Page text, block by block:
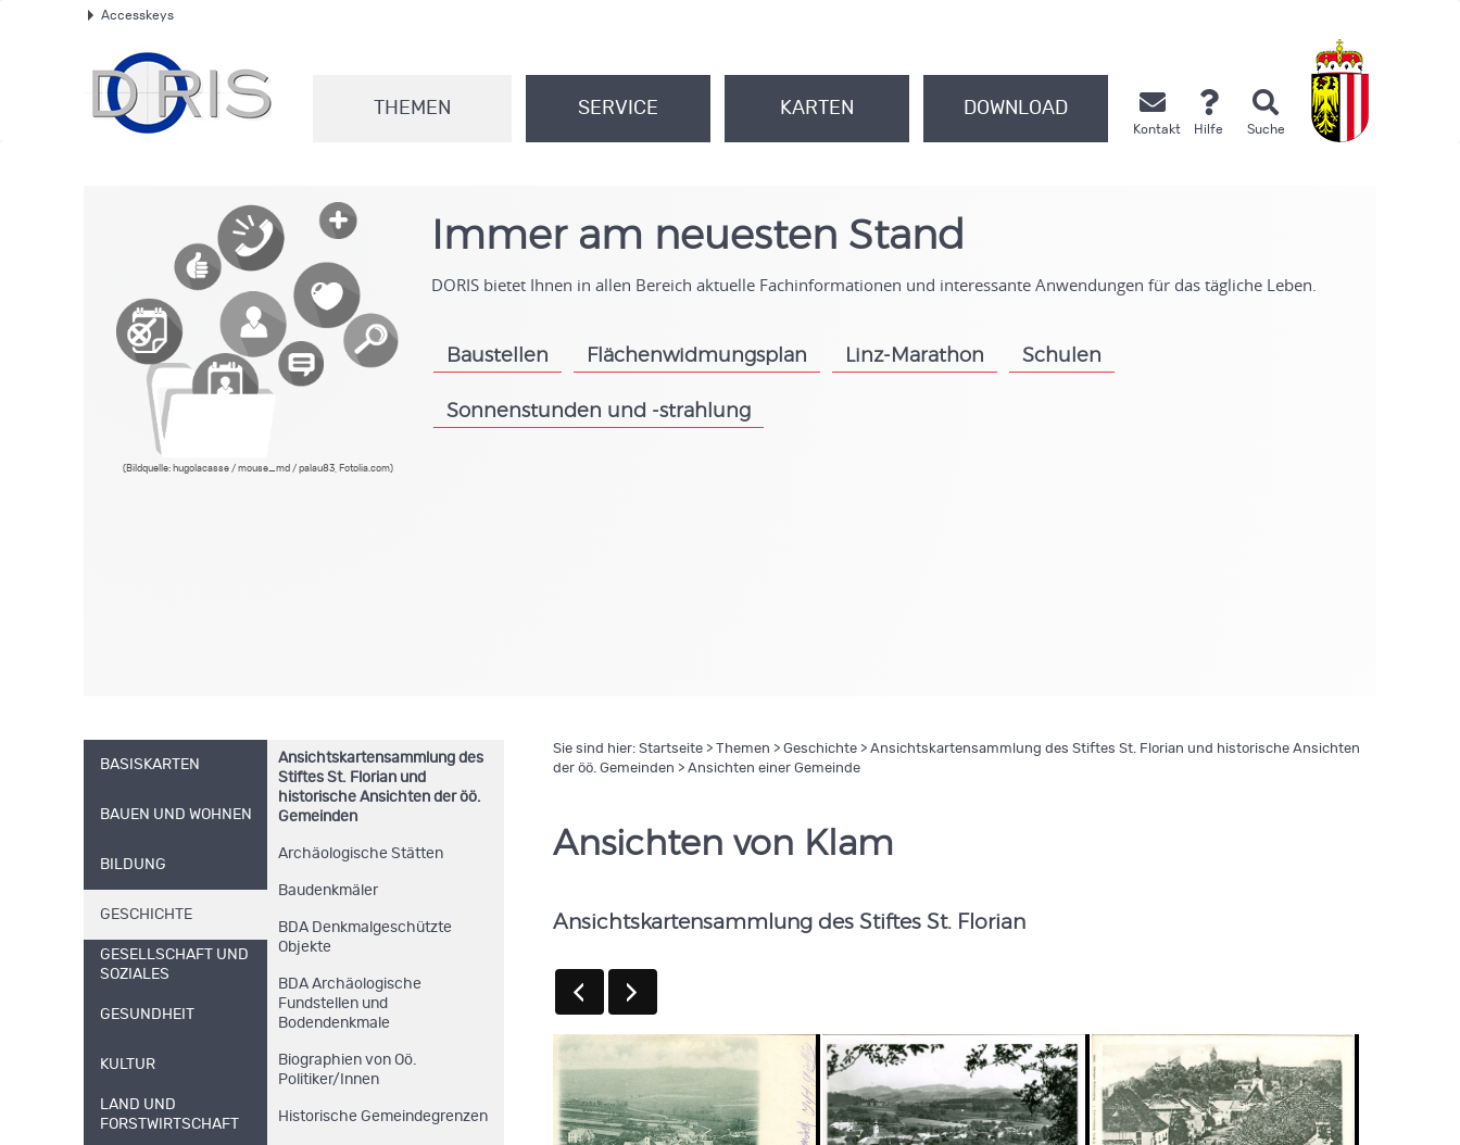
Accesskeys
THEMEN SERVICE KARTEN DOWNLOAD
Kontakt Hilfe Suche
(Bildquelle: hugolacasse / mouse_md / palau83, Fotolia.com)
Immer am neuesten Stand
DORIS bietet Ihnen in allen Bereich aktuelle Fachinformationen und interessante Anwendungen für das tägliche Leben.
Baustellen Flächenwidmungsplan
.
Linz-Marathon Schulen
Sonnenstunden und -strahlung
BASISKARTEN
BAUEN UND WOHNEN
BILDUNG
GESCHICHTE
Ansichtskartensammlung des
Stiftes St. Florian und
historische Ansichten der öö.
Gemeinden
Archäologische Stätten
Baudenkmäler
BDA Denkmalgeschützte
Objekte
BDA Archäologische
Fundstellen und
Bodendenkmale
Biographien von Oö.
Politiker/Innen
Historische Gemeindegrenzen
GESELLSCHAFT UND
SOZIALES
GESUNDHEIT
KULTUR
LAND UND
FORSTWIRTSCHAFT
Sie sind hier: Startseite> Themen > Geschichte> Ansichtskartensammlung des Stiftes St. Florian und historische Ansichten
der öö. Gemeinden > Ansichten einer Gemeinde
Ansichten von Klam
Ansichtskartensammlung des Stiftes St. Florian